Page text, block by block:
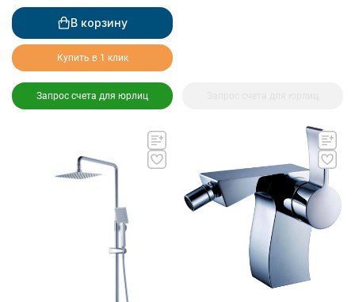
В корзину
Купить в 1 клик
Запрос счета для юрлиц